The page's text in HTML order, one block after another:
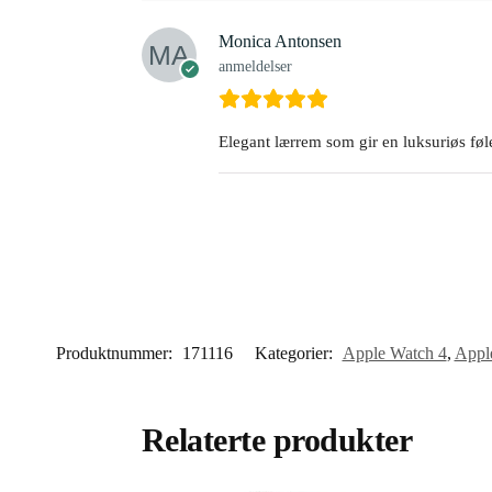
Monica Antonsen
anmeldelser
Elegant lærrem som gir en luksuriøs
Produktnummer: 171116 Kategorier: Apple Watch 4,
Relaterte produkter